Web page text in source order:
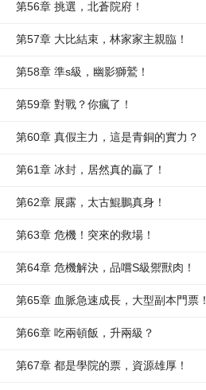
第56章 挑選，北蒼院府！
第57章 大比結束，林家家主親臨！
第58章 準s級，幽影獅鷲！
第59章 對戰？你瘋了！
第60章 真假主力，這是青銅的實力？
第61章 冰封，居然真的贏了！
第62章 展露，太古鯤鵬真身！
第63章 危機！突來的救場！
第64章 危機解決，品嚐S級禦獸肉！
第65章 血脈急速成長，大型副本門票！
第66章 吃兩頓飯，升兩級？
第67章 都是學院的票，資源雄厚！